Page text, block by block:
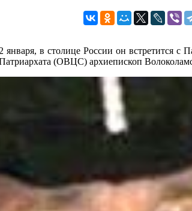
в столице России он встретится
(ОВЦС) архиепископ